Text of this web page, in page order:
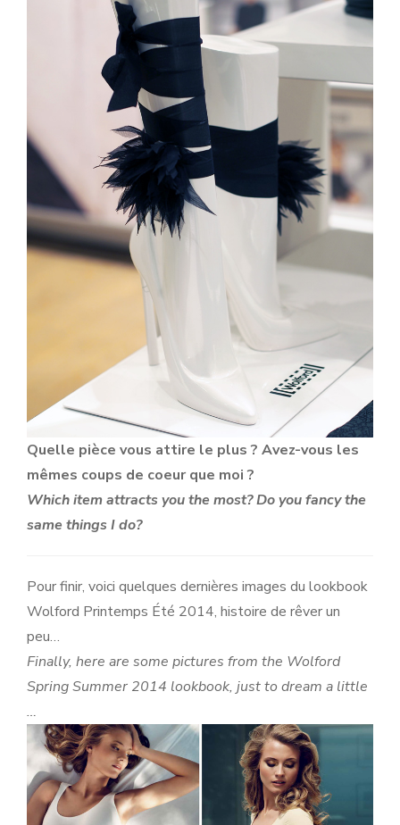
Quelle pièce vous attire le plus ? Avez-vous les
mêmes coups de coeur que moi ?
Which item attracts you the most? Do you fancy the
same things I do?
Pour finir, voici quelques dernières images du lookbook
Wolford Printemps Été 2014, histoire de rêver un
peu…
Finally, here are some pictures from the Wolford
Spring Summer 2014 lookbook, just to dream a little
…